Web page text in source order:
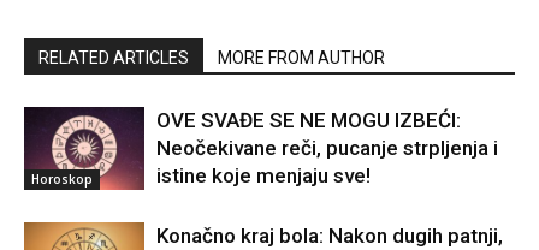
RELATED ARTICLES MORE FROM AUTHOR
Horoskop
OVE SVAĐE SE NE MOGU IZBEĆI:
Neočekivane reči, pucanje strpljenja i
istine koje menjaju sve!
Konačno kraj bola: Nakon dugih patnji,